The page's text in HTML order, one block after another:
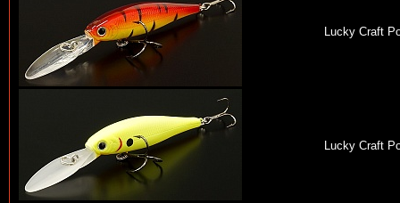
Lucky Craft
Lucky Craft